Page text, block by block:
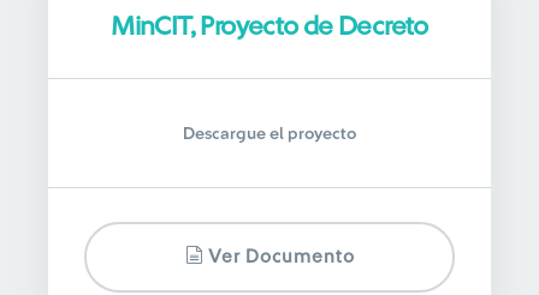
MinCIT, Proyecto de Decreto
Descargue el proyecto
Ver Documento